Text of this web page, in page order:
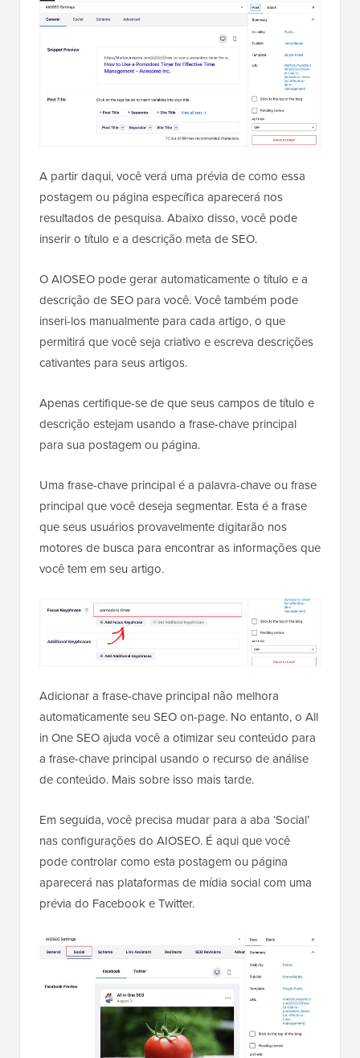
A partir daqui, você verá uma prévia de como essa
postagem ou página específica aparecerá nos
resultados de pesquisa. Abaixo disso, você pode
inserir o título e a descrição meta de SEO.
O AIOSEO pode gerar automaticamente o título e a
descrição de SEO para você. Você também pode
inseri-los manualmente para cada artigo, o que
permitirá que você seja criativo e escreva descrições
cativantes para seus artigos.
Apenas certifique-se de que seus campos de título e
descrição estejam usando a frase-chave principal
para sua postagem ou página.
Uma frase-chave principal é a palavra-chave ou frase
principal que você deseja segmentar. Esta é a frase
que seus usuários provavelmente digitarão nos
motores de busca para encontrar as informações que
você tem em seu artigo.
Adicionar a frase-chave principal não melhora
automaticamente seu SEO on-page. No entanto, o All
in One SEO ajuda você a otimizar seu conteúdo para
a frase-chave principal usando o recurso de análise
de conteúdo. Mais sobre isso mais tarde.
Em seguida, você precisa mudar para a aba ‘Social’
nas configurações do AIOSEO. É aqui que você
pode controlar como esta postagem ou página
aparecerá nas plataformas de mídia social com uma
prévia do Facebook e Twitter.